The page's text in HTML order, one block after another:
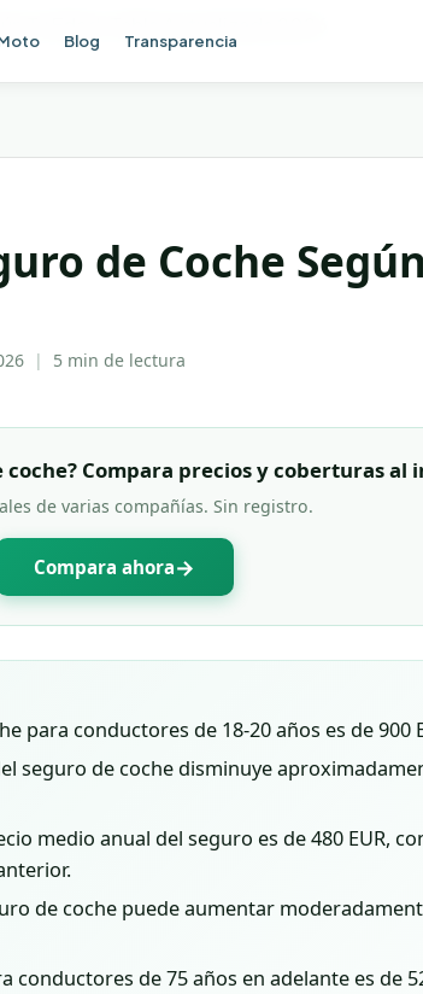
Blog Transparencia
Tu Edad: Tabla Actualizada 2026
de Coche
| 5 min de lectura
coche? Compara precios y coberturas al
de varias compañías. Sin registro.
Compara ahora→
para conductores de 18-20 años es de 900
seguro de coche disminuye
medio anual del seguro es de 480 EUR,
de coche puede aumentar
conductores de 75 años en adelante es de